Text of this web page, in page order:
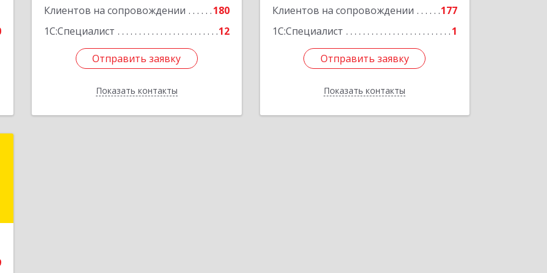
Клиентов на сопровождении
180
1С:Специалист
12
Отправить заявку
Показать контакты
Отправить заявку
Назад
Клиентов на сопровождении
177
1С:Специалист
1
Отправить заявку
Показать контакты
Отправить заявку
Назад